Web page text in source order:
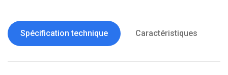
Spécification technique Caractéristiques